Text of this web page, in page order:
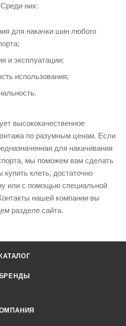
них:
для накачки шин любого
и эксплуатации;
использования;
высококачественное
по разумным ценам. Если
для накачивания
мы поможем вам сделать
клеть, достаточно
или с помощью специальной
нашей компании вы
разделе сайта.
КАТАЛОГ
БРЕНДЫ